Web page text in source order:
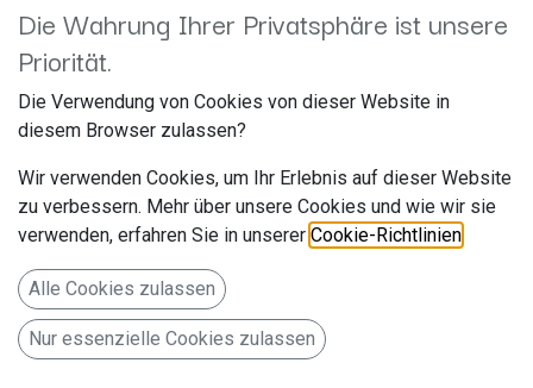
Alpine KIT-F9VW-CRA
Hersteller: Alpine
ALPS Alpine Europe GmbH
Ohmstr. 4
85716 Unterschleißheim
Deutschland www.alpine.de
99,00€
Die Wahrung Ihrer Privatsphäre ist unsere
Priorität.
Die Verwendung von Cookies von dieser Website in
diesem Browser zulassen?
Wir verwenden Cookies, um Ihr Erlebnis auf dieser Website
zu verbessern. Mehr über unsere Cookies und wie wir sie
verwenden, erfahren Sie in unserer Cookie-Richtlinien
Alle Cookies zulassen
Nur essenzielle Cookies zulassen